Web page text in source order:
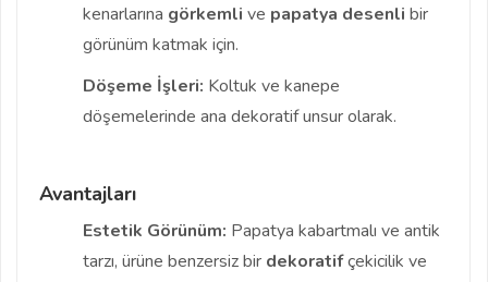
kenarlarına görkemli ve papatya desenli bir
görünüm katmak için.
Döşeme İşleri: Koltuk ve kanepe
döşemelerinde ana dekoratif unsur olarak.
Avantajları
Estetik Görünüm: Papatya kabartmalı ve antik
tarzı, ürüne benzersiz bir dekoratifçekicilik ve